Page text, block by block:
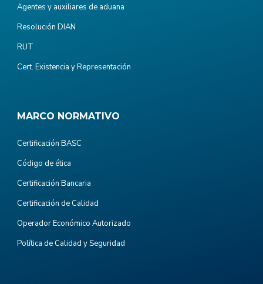
Agentes y auxiliares de aduana
Resolución DIAN
RUT
Cert. Existencia y Representación
MARCO NORMATIVO
Certificación BASC
Código de ética
Certificación Bancaria
Certificación de Calidad
Operador Económico Autorizado
Política de Calidad y Seguridad